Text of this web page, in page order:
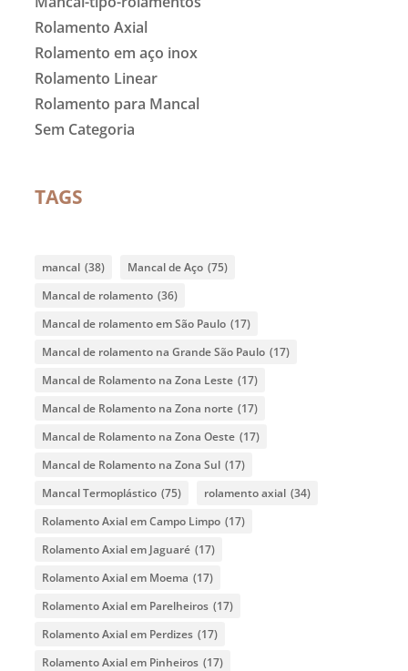
Rolamento Axial
Rolamento em aço inox
Rolamento Linear
Rolamento para Mancal
Sem Categoria
TAGS
mancal (38) Mancal de Aço (75)
Mancal de rolamento (36)
Mancal de rolamento em São Paulo (17)
Mancal de rolamento na Grande São Paulo (17)
Mancal de Rolamento na Zona Leste (17)
Mancal de Rolamento na Zona norte (17)
Mancal de Rolamento na Zona Oeste (17)
Mancal de Rolamento na Zona Sul (17)
Mancal Termoplástico (75) rolamento axial (34)
Rolamento Axial em Campo Limpo (17)
Rolamento Axial em Jaguaré (17)
Rolamento Axial em Moema (17)
Rolamento Axial em Parelheiros (17)
Rolamento Axial em Perdizes (17)
Rolamento Axial em Pinheiros (17)